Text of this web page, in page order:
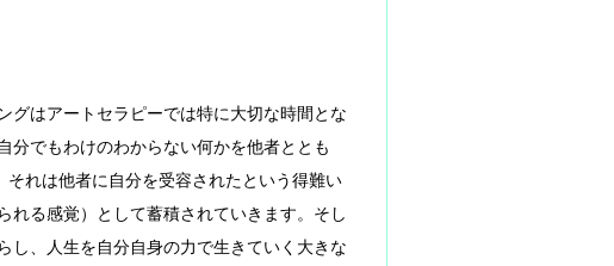
はアートセラピーでは特に大切な時間とな
分でもわけのわからない何かを他者ととも
それは他者に自分を受容されたという得難い
れる感覚）として蓄積されていきます。そし
し、人生を自分自身の力で生きていく大きな